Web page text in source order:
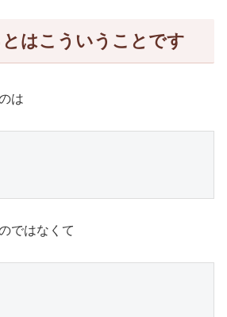
はこういうことです
は
ではなくて